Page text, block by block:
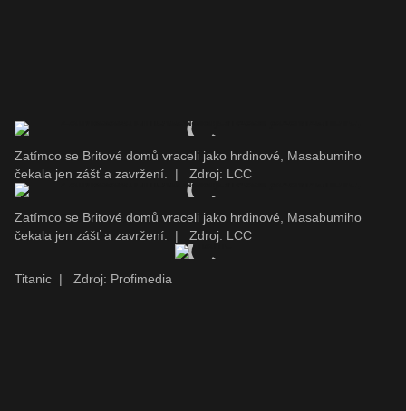
Zatímco se Britové domů vraceli jako hrdinové, Masabumiho
čekala jen zášť a zavržení.
| Zdroj: LCC
Zatímco se Britové domů vraceli jako hrdinové, Masabumiho
čekala jen zášť a zavržení.
| Zdroj: LCC
Titanic | Zdroj: Profimedia